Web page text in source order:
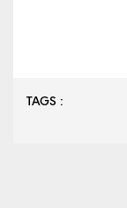
TAGS :